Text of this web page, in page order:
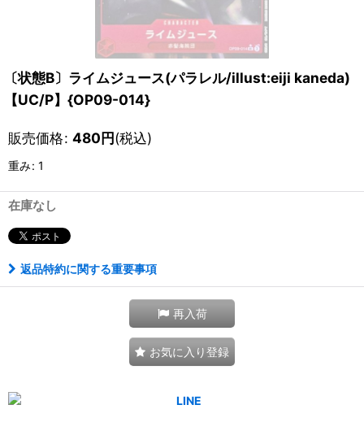
〔状態B〕ライムジュース(パラレル/illust:eiji kaneda)
【UC/P】{OP09-014}
販売価格: 480円(税込)
重み: 1
在庫なし
返品特約に関する重要事項
再入荷
お気に入り登録